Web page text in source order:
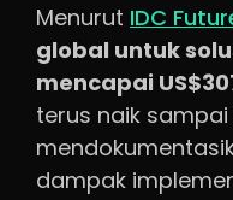
Menurut IDC
global untuk
mencapai
terus naik
dampak